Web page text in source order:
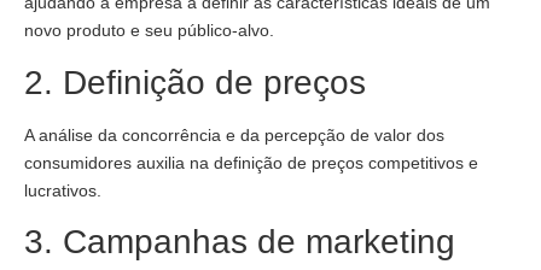
novo produto e seu público-alvo.
2. Definição de preços
A análise da concorrência e da percepção de valor dos
consumidores auxilia na definição de preços competitivos e
lucrativos.
3. Campanhas de marketing